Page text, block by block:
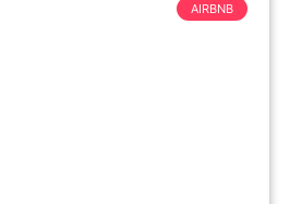
AIRBNB